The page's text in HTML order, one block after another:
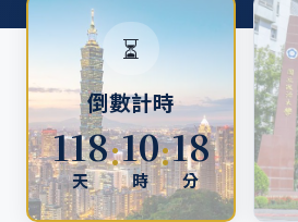
⏳
倒數計時
118
天
:10
時
:18
分